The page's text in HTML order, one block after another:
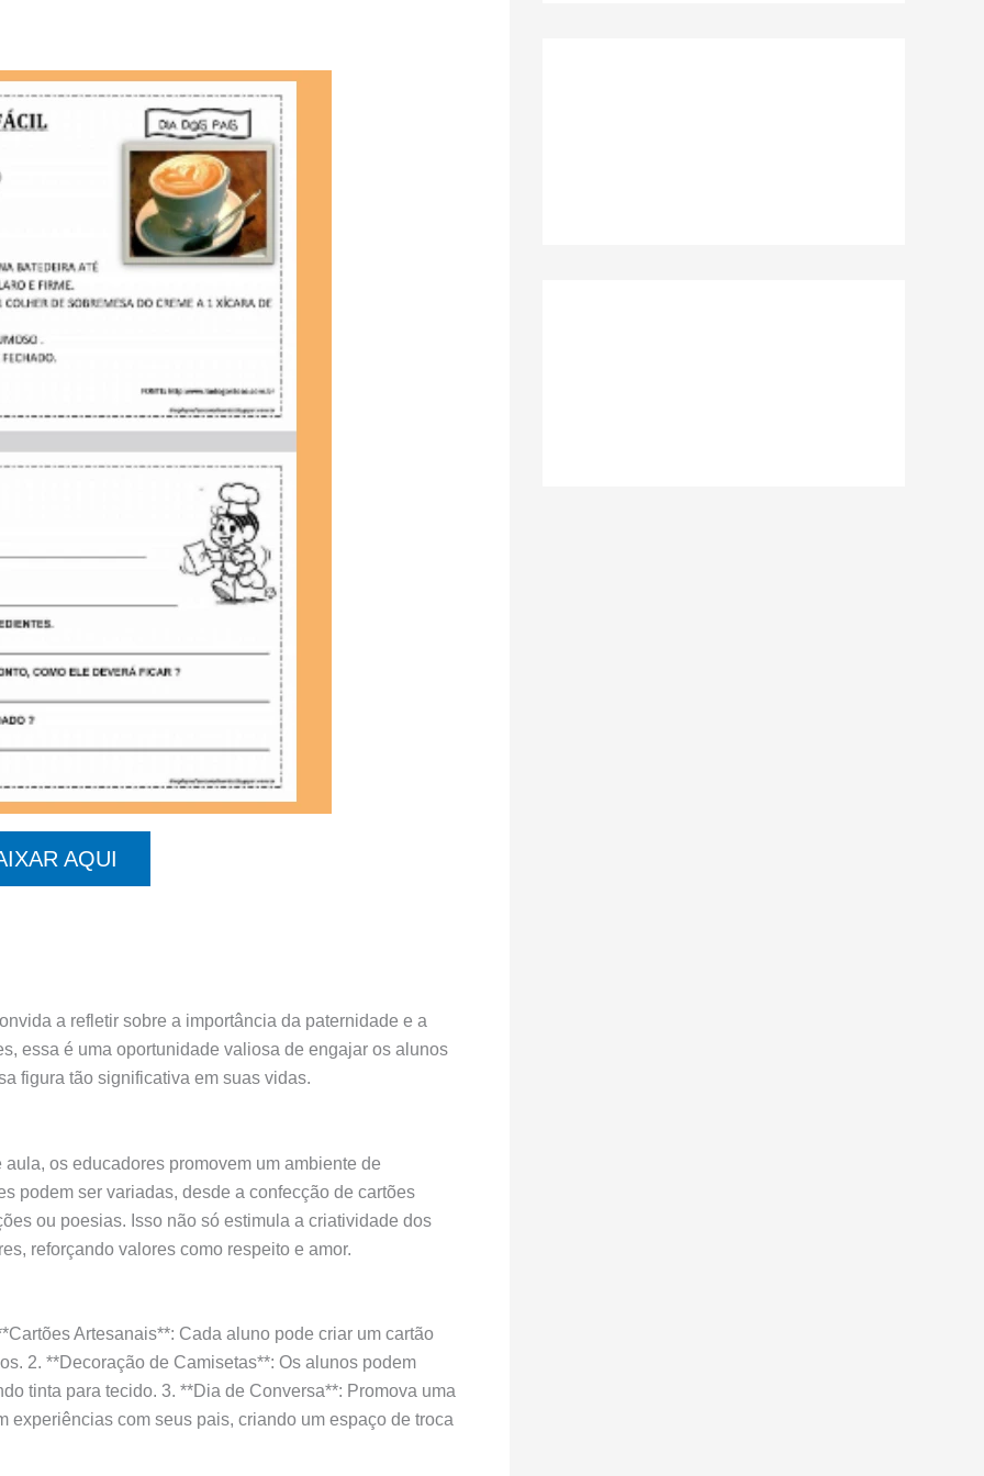
AQUI
a refletir sobre a importância da paternidade e a
essa é uma oportunidade valiosa de engajar os alunos
figura tão significativa em suas vidas.
os educadores promovem um ambiente de
podem ser variadas, desde a confecção de cartões
ou poesias. Isso não só estimula a criatividade dos
reforçando valores como respeito e amor.
Artesanais**: Cada aluno pode criar um cartão
2. **Decoração de Camisetas**: Os alunos podem
tinta para tecido. 3. **Dia de Conversa**: Promova uma
experiências com seus pais, criando um espaço de troca